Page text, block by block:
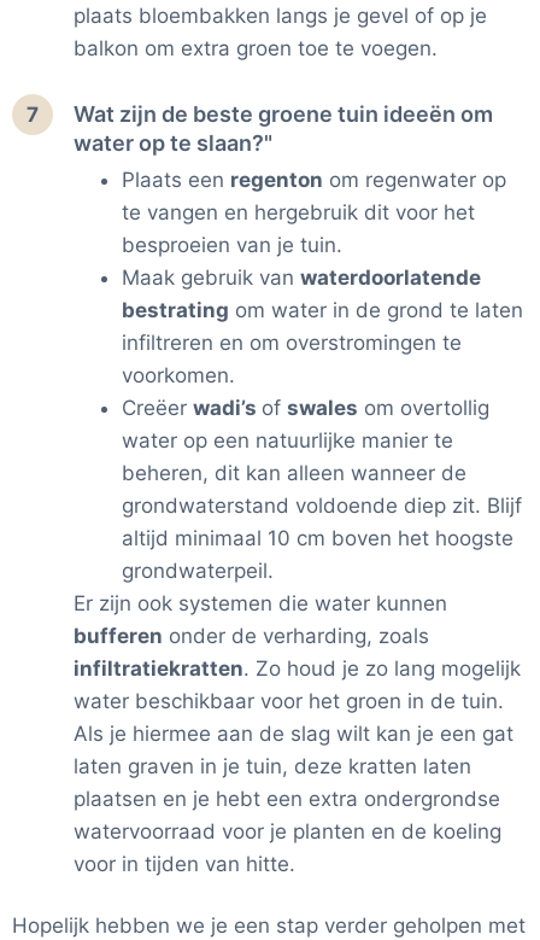
plaats bloembakken langs je gevel of op je
balkon om extra groen toe te voegen.
7
Wat zijn de beste groene tuin ideeën om
water op te slaan?"
Plaats een regenton om regenwater op
te vangen en hergebruik dit voor het
besproeien van je tuin.
Maak gebruik van waterdoorlatende
bestrating om water in de grond te laten
infiltreren en om overstromingen te
voorkomen.
Creëer wadi’s of swales om overtollig
water op een natuurlijke manier te
beheren, dit kan alleen wanneer de
grondwaterstand voldoende diep zit. Blijf
altijd minimaal 10 cm boven het hoogste
grondwaterpeil.
Er zijn ook systemen die water kunnen
bufferen onder de verharding, zoals
infiltratiekratten. Zo houd je zo lang mogelijk
water beschikbaar voor het groen in de tuin.
Als je hiermee aan de slag wilt kan je een gat
laten graven in je tuin, deze kratten laten
plaatsen en je hebt een extra ondergrondse
watervoorraad voor je planten en de koeling
voor in tijden van hitte.
Hopelijk hebben we je een stap verder geholpen met